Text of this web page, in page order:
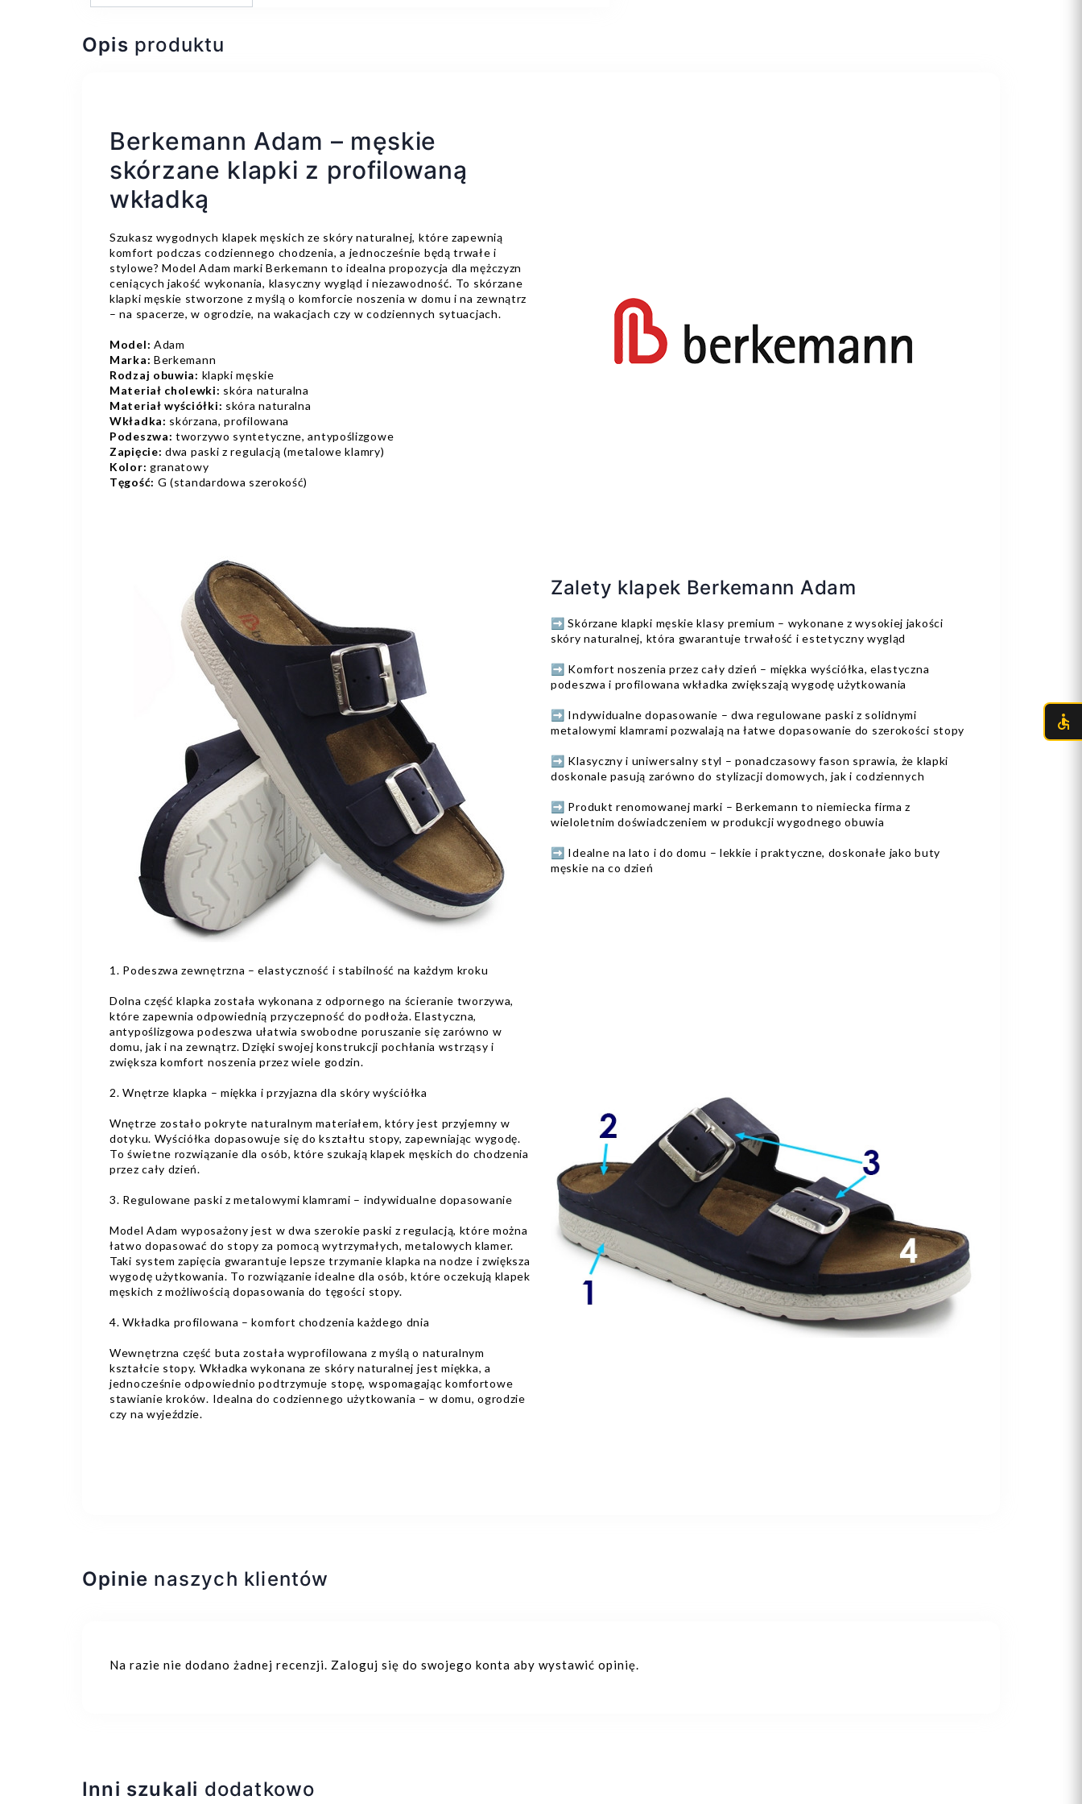
Opis produktu
Berkemann Adam – męskie
skórzane klapki z profilowaną
wkładką
Szukasz wygodnych klapek męskich ze skóry naturalnej, które zapewnią
komfort podczas codziennego chodzenia, a jednocześnie będą trwałe i
stylowe? Model Adam marki Berkemann to idealna propozycja dla mężczyzn
ceniących jakość wykonania, klasyczny wygląd i niezawodność. To skórzane
klapki męskie stworzone z myślą o komforcie noszenia w domu i na zewnątrz
– na spacerze, w ogrodzie, na wakacjach czy w codziennych sytuacjach.
Model: Adam
Marka: Berkemann
Rodzaj obuwia: klapki męskie
Materiał cholewki: skóra naturalna
Materiał wyściółki: skóra naturalna
Wkładka: skórzana, profilowana
Podeszwa: tworzywo syntetyczne, antypoślizgowe
Zapięcie: dwa paski z regulacją (metalowe klamry)
Kolor: granatowy
Tęgość: G (standardowa szerokość)
Zalety klapek Berkemann Adam
➡️ Skórzane klapki męskie klasy premium – wykonane z wysokiej jakości
skóry naturalnej, która gwarantuje trwałość i estetyczny wygląd
➡️ Komfort noszenia przez cały dzień – miękka wyściółka, elastyczna
podeszwa i profilowana wkładka zwiększają wygodę użytkowania
➡️ Indywidualne dopasowanie – dwa regulowane paski z solidnymi
metalowymi klamrami pozwalają na łatwe dopasowanie do szerokości stopy
➡️ Klasyczny i uniwersalny styl – ponadczasowy fason sprawia, że klapki
doskonale pasują zarówno do stylizacji domowych, jak i codziennych
➡️ Produkt renomowanej marki – Berkemann to niemiecka firma z
wieloletnim doświadczeniem w produkcji wygodnego obuwia
➡️ Idealne na lato i do domu – lekkie i praktyczne, doskonałe jako buty
męskie na co dzień
1. Podeszwa zewnętrzna – elastyczność i stabilność na każdym kroku
Dolna część klapka została wykonana z odpornego na ścieranie tworzywa,
które zapewnia odpowiednią przyczepność do podłoża. Elastyczna,
antypoślizgowa podeszwa ułatwia swobodne poruszanie się zarówno w
domu, jak i na zewnątrz. Dzięki swojej konstrukcji pochłania wstrząsy i
zwiększa komfort noszenia przez wiele godzin.
2. Wnętrze klapka – miękka i przyjazna dla skóry wyściółka
Wnętrze zostało pokryte naturalnym materiałem, który jest przyjemny w
dotyku. Wyściółka dopasowuje się do kształtu stopy, zapewniając wygodę.
To świetne rozwiązanie dla osób, które szukają klapek męskich do chodzenia
przez cały dzień.
3. Regulowane paski z metalowymi klamrami – indywidualne dopasowanie
Model Adam wyposażony jest w dwa szerokie paski z regulacją, które można
łatwo dopasować do stopy za pomocą wytrzymałych, metalowych klamer.
Taki system zapięcia gwarantuje lepsze trzymanie klapka na nodze i zwiększa
wygodę użytkowania. To rozwiązanie idealne dla osób, które oczekują klapek
męskich z możliwością dopasowania do tęgości stopy.
4. Wkładka profilowana – komfort chodzenia każdego dnia
Wewnętrzna część buta została wyprofilowana z myślą o naturalnym
kształcie stopy. Wkładka wykonana ze skóry naturalnej jest miękka, a
jednocześnie odpowiednio podtrzymuje stopę, wspomagając komfortowe
stawianie kroków. Idealna do codziennego użytkowania – w domu, ogrodzie
czy na wyjeździe.
Opinie naszych klientów
Na razie nie dodano żadnej recenzji. Zaloguj się do swojego konta aby wystawić opinię.
Inni szukali dodatkowo